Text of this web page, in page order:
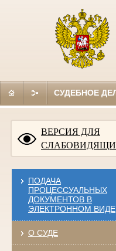
СУДЕБНОЕ
ВЕРСИЯ ДЛЯ
ПОДАЧА
ПРОЦЕССУАЛЬНЫХ
ДОКУМЕНТОВ В
ЭЛЕКТРОННОМ ВИДЕ
О СУДЕ